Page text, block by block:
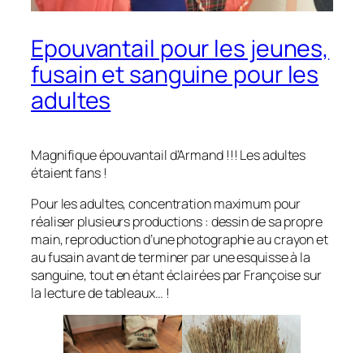
Epouvantail pour les jeunes,
fusain et sanguine pour les
adultes
Magnifique épouvantail d’Armand !!! Les adultes
étaient fans !
Pour les adultes, concentration maximum pour
réaliser plusieurs productions : dessin de sa propre
main, reproduction d’une photographie au crayon et
au fusain avant de terminer par une esquisse à la
sanguine, tout en étant éclairées par Françoise sur
la lecture de tableaux… !